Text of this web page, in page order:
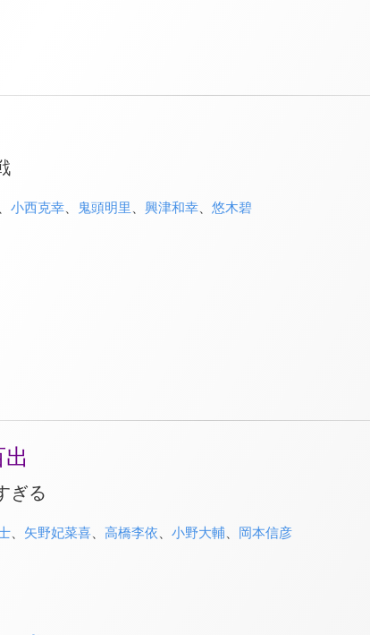
小西克幸、 鬼頭明里 興津和幸、 悠木碧
ぎる
、 矢野妃菜喜、 高橋李依 小野大輔、 岡本信彦